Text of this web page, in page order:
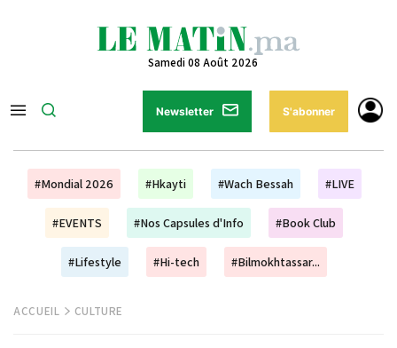
Samedi 08 Août 2026
Newsletter S'abonner
#Mondial 2026 #Hkayti #Wach Bessah #LIVE
#EVENTS #Nos Capsules d'Info #Book Club
#Lifestyle #Hi-tech #Bilmokhtassar...
ACCUEIL CULTURE